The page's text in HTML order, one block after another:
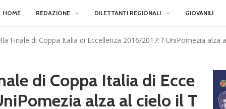
HOME REDAZIONE DILETTANTI REGIONALI GIOVANILI
Finale di Coppa Italia di Eccellenza 2016/2017: l’ UniPomezia alza
di Coppa Italia di Ecce
alza al cielo il T